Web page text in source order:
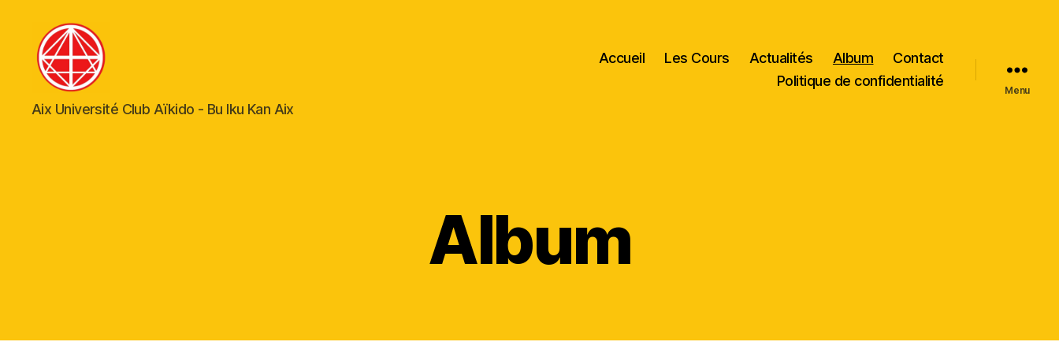
Aïkido
Aix-
Aix Université Club Aïkido - Bu Iku Kan Aix
Accueil Les Cours Actualités Album
Contact
Politique de confidentialité
Menu
Album